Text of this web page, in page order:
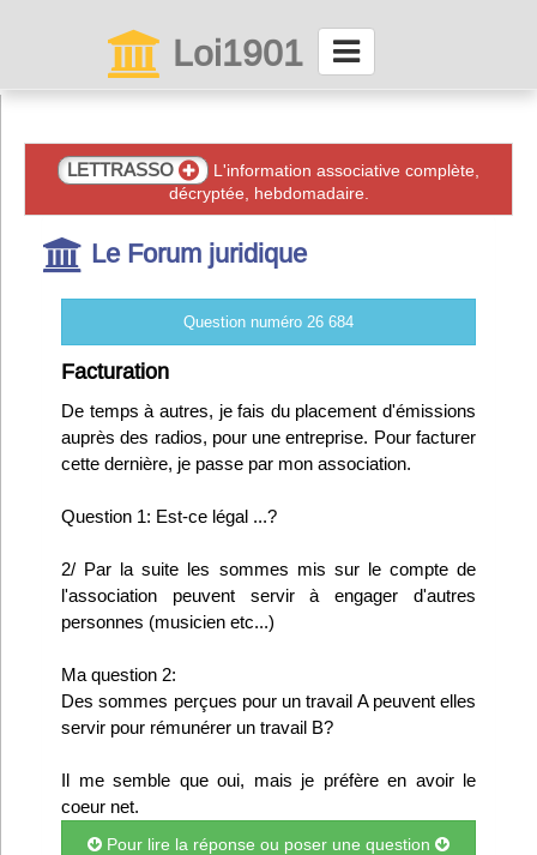
Loi1901
Connexion
Abonnez-vous à LettrAsso
Menu général
ServiceAsso
Partager
Infos
Divers
Abo Lettrasso
Nous contacter
LETTRASSO
L'information associative complète,
décryptée, hebdomadaire.
Le Forum juridique
Question numéro 26 684
Facturation
De temps à autres, je fais du placement d'émissions
auprès des radios, pour une entreprise. Pour facturer
cette dernière, je passe par mon association.
Question 1: Est-ce légal ...?
2/ Par la suite les sommes mis sur le compte de
l'association peuvent servir à engager d'autres
personnes (musicien etc...)
Ma question 2:
Des sommes perçues pour un travail A peuvent elles
servir pour rémunérer un travail B?
Il me semble que oui, mais je préfère en avoir le
coeur net.
Pour lire la réponse ou poser une question